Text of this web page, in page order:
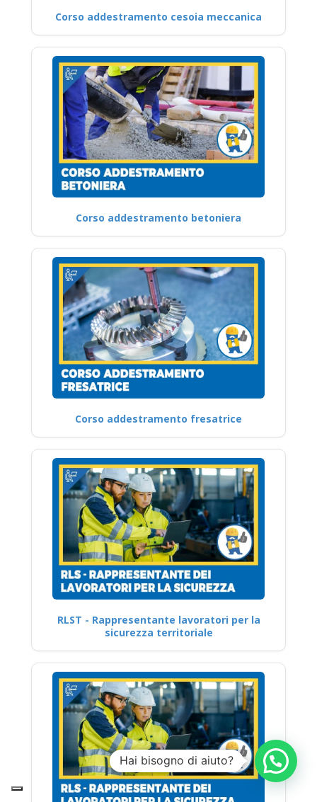
Corso addestramento cesoia meccanica
Corso addestramento betoniera
Corso addestramento fresatrice
RLST - Rappresentante lavoratori per la
sicurezza territoriale
Hai bisogno di aiuto?